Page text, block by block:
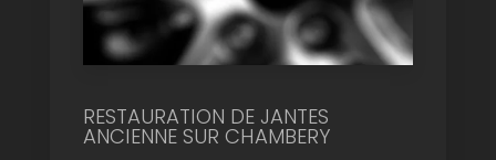
RESTAURATION DE JANTES
ANCIENNE SUR CHAMBERY